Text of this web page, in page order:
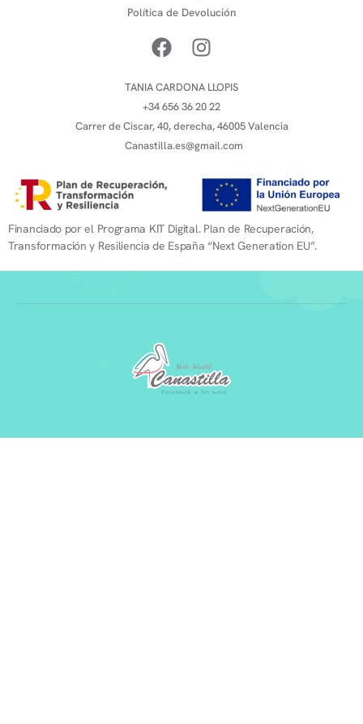
Política de Devolución
TANIA CARDONA LLOPIS
+34 656 36 20 22
Carrer de Ciscar, 40, derecha, 46005 Valencia
Canastilla.es@gmail.com
Financiado por el Programa KIT Digital. Plan de Recuperación,
Transformación y Resiliencia de España “Next Generation EU”.